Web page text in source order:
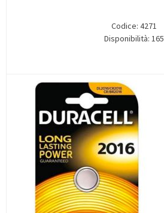
Codice: 4271
Disponibilità: 165